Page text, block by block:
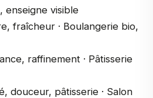
enseigne visible
fraîcheur · Boulangerie bio,
raffinement · Pâtisserie
douceur, pâtisserie · Salon